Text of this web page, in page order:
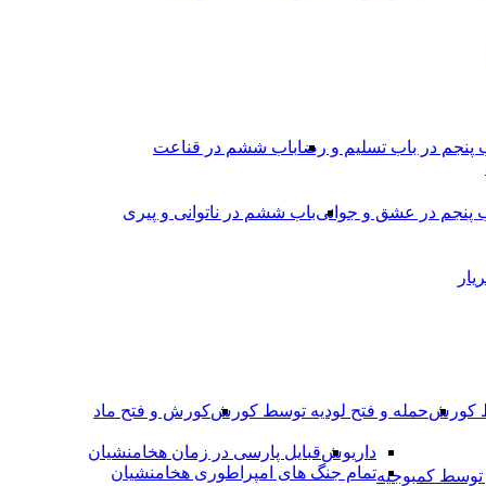
پنجم در باب تسلیم و رضاباب ششم در قناعت
پنجم در عشق و جوانىباب ششم در ناتوانى و پیرى
کورشحمله و فتح لودیه توسط کورشکورش و فتح ماد
کمبوجیه
داریوشقبایل پارسی در زمان هخامنشیان
تمام جنگ های امپراطوری هخامنشیان